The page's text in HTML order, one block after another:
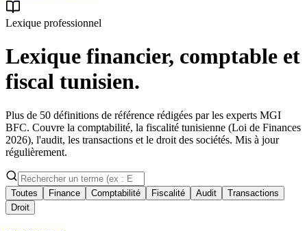
Lexique professionnel
Lexique financier, comptable et
fiscal tunisien.
Plus de 50 définitions de référence rédigées par les experts MGI
BFC. Couvre la comptabilité, la fiscalité tunisienne (Loi de Finances
2026), l'audit, les transactions et le droit des sociétés. Mis à jour
régulièrement.
Toutes Finance Comptabilité Fiscalité Audit
Transactions
Droit